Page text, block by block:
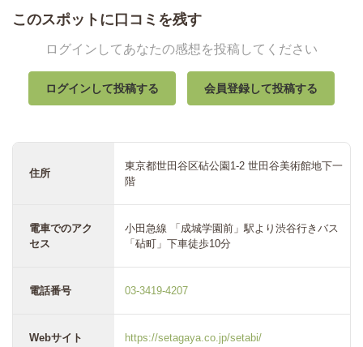
このスポットに口コミを残す
ログインしてあなたの感想を投稿してください
ログインして投稿する 会員登録して投稿する
住所
東京都世田谷区砧公園1-2 世田谷美術館地下一
階
電車でのアク
セス
小田急線 「成城学園前」駅より渋谷行きバス
「砧町」下車徒歩10分
電話番号 03-3419-4207
Webサイト https://setagaya.co.jp/setabi/